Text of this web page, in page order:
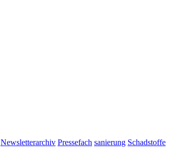
Newsletterarchiv Pressefach sanierung Schadstoffe